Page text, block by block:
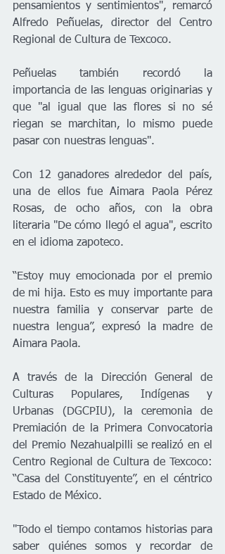
pensamientos y sentimientos", remarcó
Alfredo Peñuelas, director del Centro
Regional de Cultura de Texcoco.
Peñuelas también recordó la
importancia de las lenguas originarias y
que "al igual que las flores si no sé
riegan se marchitan, lo mismo puede
pasar con nuestras lenguas".
Con 12 ganadores alrededor del país,
una de ellos fue Aimara Paola Pérez
Rosas, de ocho años, con la obra
literaria "De cómo llegó el agua", escrito
en el idioma zapoteco.
“Estoy muy emocionada por el premio
de mi hija. Esto es muy importante para
nuestra familia y conservar parte de
nuestra lengua”, expresó la madre de
Aimara Paola.
A través de la Dirección General de
Culturas Populares, Indígenas y
Urbanas (DGCPIU), la ceremonia de
Premiación de la Primera Convocatoria
del Premio Nezahualpilli se realizó en el
Centro Regional de Cultura de Texcoco:
“Casa del Constituyente”, en el céntrico
Estado de México.
"Todo el tiempo contamos historias para
saber quiénes somos y recordar de